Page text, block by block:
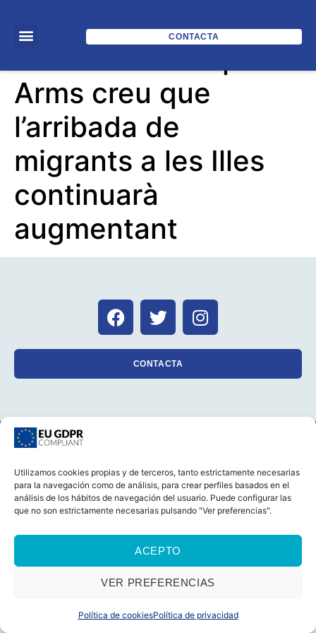
Utilizamos cookies propias y de terceros, tanto estrictamente necesarias
para la navegación como de análisis, para crear perfiles basados en el
análisis de los hábitos de navegación del usuario. Puede configurar las
que no son estrictamente necesarias pulsando "Ver preferencias".
ACEPTO
VER PREFERENCIAS
Política de cookiesPolítica de privacidad
CONTACTA
Arms creu que
l’arribada de
migrants a les Illes
continuarà
augmentant
CONTACTA
CASTELLANO
© 2026 Foro Marino Todos los derechos reservados